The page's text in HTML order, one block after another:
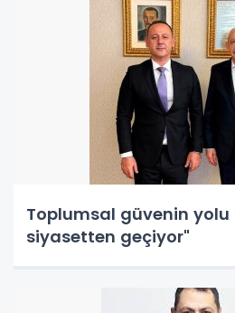
Toplumsal güvenin yolu
siyasetten geçiyor"